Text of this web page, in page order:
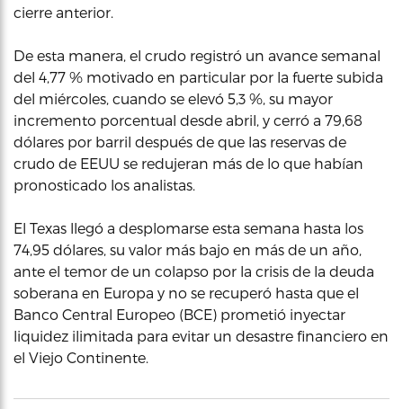
cierre anterior.
De esta manera, el crudo registró un avance semanal
del 4,77 % motivado en particular por la fuerte subida
del miércoles, cuando se elevó 5,3 %, su mayor
incremento porcentual desde abril, y cerró a 79,68
dólares por barril después de que las reservas de
crudo de EEUU se redujeran más de lo que habían
pronosticado los analistas.
El Texas llegó a desplomarse esta semana hasta los
74,95 dólares, su valor más bajo en más de un año,
ante el temor de un colapso por la crisis de la deuda
soberana en Europa y no se recuperó hasta que el
Banco Central Europeo (BCE) prometió inyectar
liquidez ilimitada para evitar un desastre financiero en
el Viejo Continente.